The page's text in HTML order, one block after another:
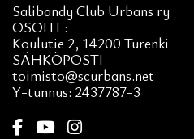
Salibandy Club Urbans ry
OSOITE:
Koulutie 2, 14200 Turenki
SÄHKÖPOSTI
toimisto@scurbans.net
Y-tunnus: 2437787-3